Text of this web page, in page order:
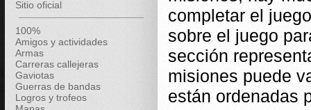
Sitio oficial
100%
Amigos y actividades
Armas
Carreras callejeras
Gaviotas
Guerras de bandas
Logros y trofeos
completar el
sobre el juego
sección
misiones puede
están ordenadas